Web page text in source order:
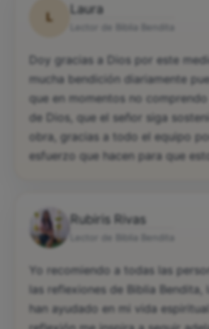
L
Laura
Doy gracias a Dios por este
mucha bendición diariamente
que en momentos no
de Dios, que el señor siga
obra, gracias a todo el equipo
esfuerzo que hacen para que
Rubiris Rivas
Yo recomiendo a todas las
las reflexiones de Biblia Bendita,
han ayudado en mi vida